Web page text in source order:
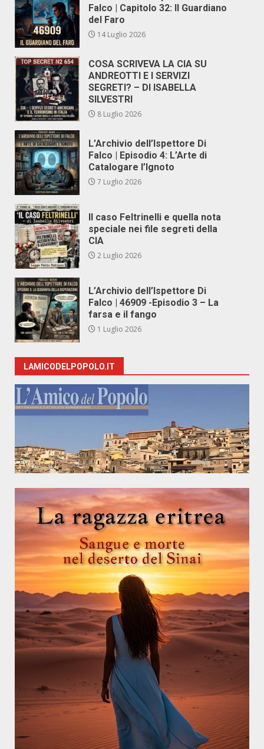
Falco | Capitolo 32: Il Guardiano
del Faro
14 Luglio 2026
COSA SCRIVEVA LA CIA SU
ANDREOTTI E I SERVIZI
SEGRETI? – DI ISABELLA
SILVESTRI
8 Luglio 2026
L’Archivio dell’Ispettore Di
Falco | Episodio 4: L’Arte di
Catalogare l’Ignoto
7 Luglio 2026
Il caso Feltrinelli e quella nota
speciale nei file segreti della
CIA
2 Luglio 2026
L’Archivio dell’Ispettore Di
Falco | 46909 -Episodio 3 – La
farsa e il fango
1 Luglio 2026
LAMICODELPOPOLO.IT